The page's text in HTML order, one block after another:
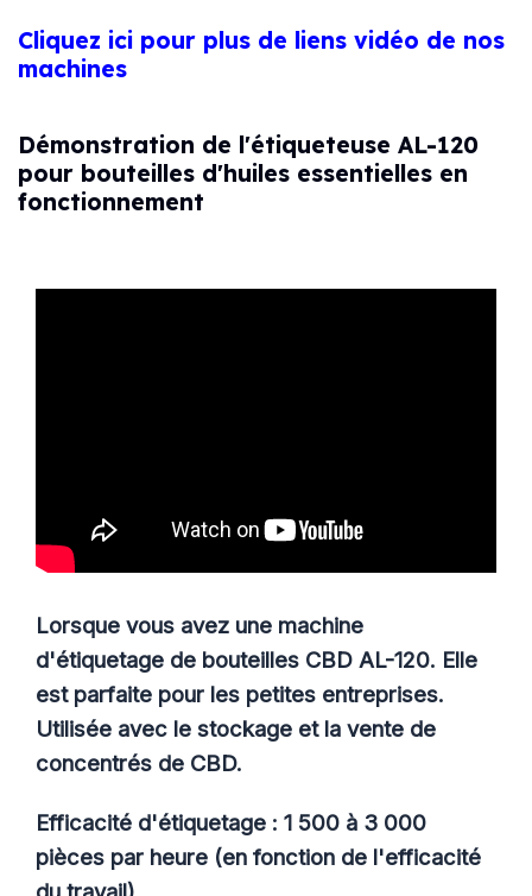
Cliquez ici pour plus de liens vidéo de nos
machines
Démonstration de l'étiqueteuse AL-120
pour bouteilles d'huiles essentielles en
fonctionnement
Lorsque vous avez une machine
d'étiquetage de bouteilles CBD AL-120. Elle
est parfaite pour les petites entreprises.
Utilisée avec le stockage et la vente de
concentrés de CBD.
Efficacité d'étiquetage : 1 500 à 3 000
pièces par heure (en fonction de l'efficacité